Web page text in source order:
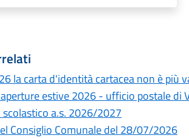
la carta d'identità cartacea non è più
estive 2026 - ufficio postale di
a.s. 2026/2027
Consiglio Comunale del 28/07/2026